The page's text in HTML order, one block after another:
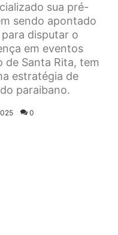
sua pré-
sendo apontado
disputar o
em eventos
de Santa Rita, tem
estratégia de
paraibano.
0